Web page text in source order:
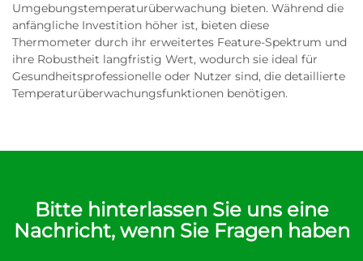
Umgebungstemperaturüberwachung bieten. Während die
anfängliche Investition höher ist, bieten diese
Thermometer durch ihr erweitertes Feature-Spektrum und
ihre Robustheit langfristig Wert, wodurch sie ideal für
Gesundheitsprofessionelle oder Nutzer sind, die detaillierte
Temperaturüberwachungsfunktionen benötigen.
Bitte hinterlassen Sie uns eine
Nachricht, wenn Sie Fragen haben